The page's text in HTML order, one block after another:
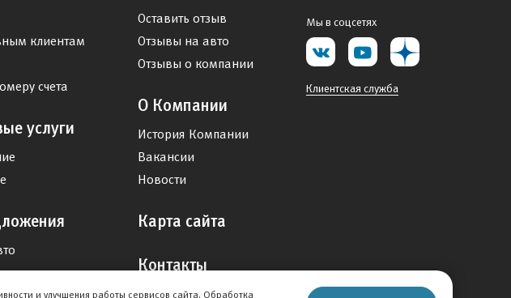
клиентам
счета
услуги
программа
Оставить отзыв
Отзывы на авто
Отзывы о компании
О Компании
История Компании
Вакансии
Новости
Карта сайта
Контакты
Мы в соцсетях
Клиентская служба
и улучшения работы сервисов сайта. Обработка